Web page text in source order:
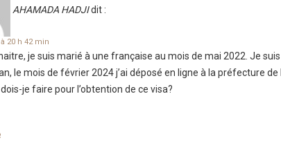
AHAMADA HADJIdit :
20 h 42 min
je suis marié à une française au mois de mai 2022. Je
le mois de février 2024 j’ai déposé en ligne à la préfecture
je faire pour l’obtention de ce visa?